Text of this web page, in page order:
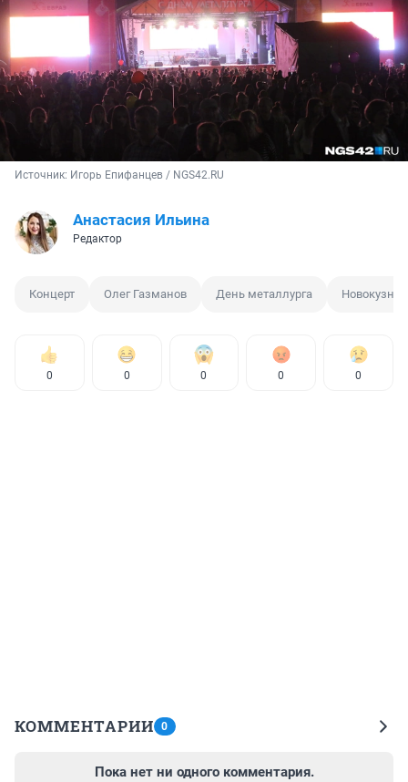
Источник: Игорь Епифанцев / NGS42.RU
Анастасия Ильина
Редактор
Концерт Олег Газманов День металлурга
0 0 0 0 0
КОММЕНТАРИИ 0
Пока нет ни одного комментария.